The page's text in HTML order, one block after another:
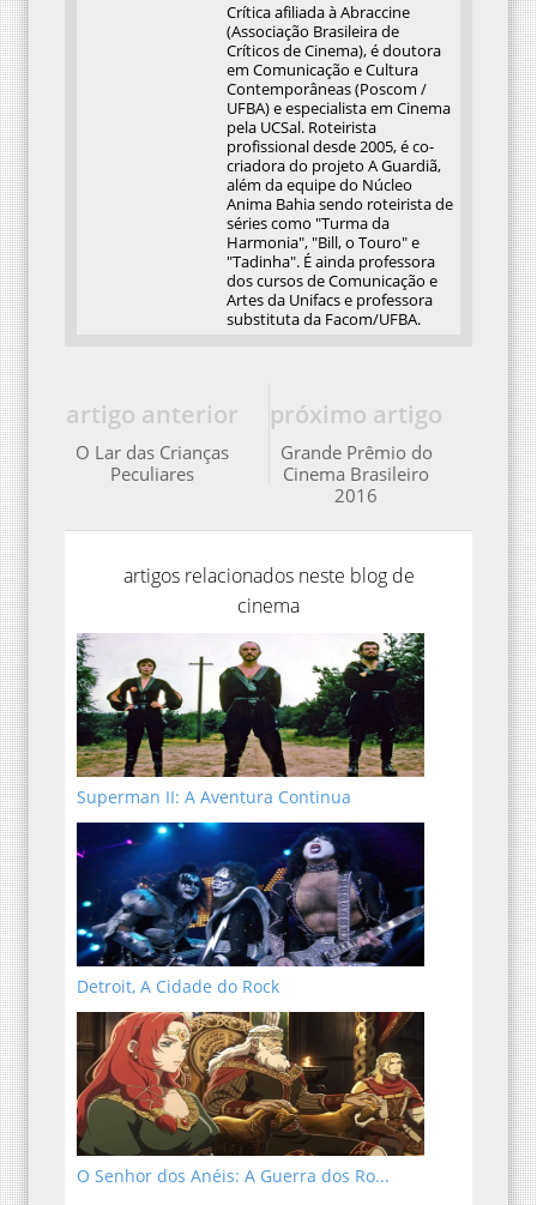
Crítica afiliada à Abraccine
(Associação Brasileira de
Críticos de Cinema), é doutora
em Comunicação e Cultura
Contemporâneas (Poscom /
UFBA) e especialista em Cinema
pela UCSal. Roteirista
profissional desde 2005, é co-
criadora do projeto A Guardiã,
além da equipe do Núcleo
Anima Bahia sendo roteirista de
séries como "Turma da
Harmonia", "Bill, o Touro" e
"Tadinha". É ainda professora
dos cursos de Comunicação e
Artes da Unifacs e professora
substituta da Facom/UFBA.
próximo artigo
Grande Prêmio do
Cinema Brasileiro
2016
artigo anterior
O Lar das Crianças
Peculiares
artigos relacionados neste blog de
cinema
Superman II: A Aventura Continua
Detroit, A Cidade do Rock
O Senhor dos Anéis: A Guerra dos Ro...